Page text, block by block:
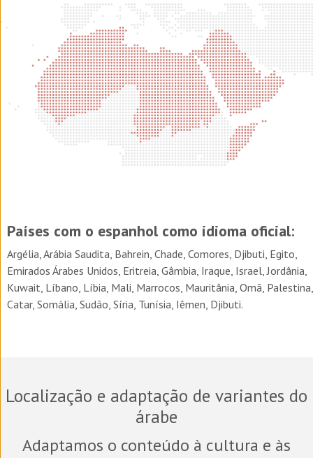
Países com o espanhol como idioma oficial:
Argélia, Arábia Saudita, Bahrein, Chade, Comores, Djibuti, Egito,
Emirados Árabes Unidos, Eritreia, Gâmbia, Iraque, Israel, Jordânia,
Kuwait, Líbano, Líbia, Mali, Marrocos, Mauritânia, Omã, Palestina,
Catar, Somália, Sudão, Síria, Tunísia, Iêmen, Djibuti.
Localização e adaptação de variantes do
árabe
Adaptamos o conteúdo à cultura e às